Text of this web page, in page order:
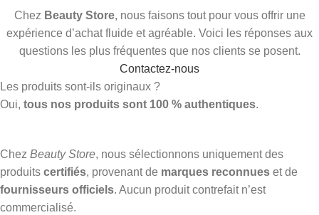
Chez Beauty Store, nous faisons tout pour vous offrir une
expérience d’achat fluide et agréable. Voici les réponses aux
questions les plus fréquentes que nos clients se posent.
Contactez-nous
Les produits sont-ils originaux ?
Oui, tous nos produits sont 100 % authentiques.
Chez Beauty Store, nous sélectionnons uniquement des
produits certifiés, provenant de marques reconnues et de
fournisseurs officiels. Aucun produit contrefait n’est
commercialisé.